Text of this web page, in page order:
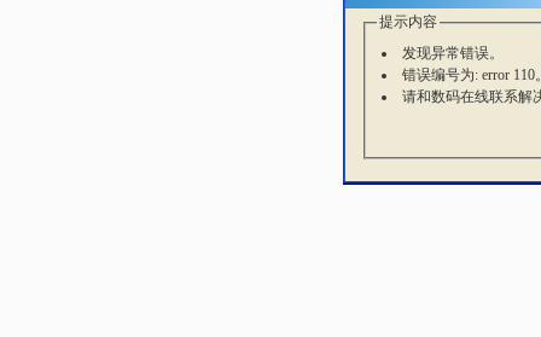
提示内容
发现异常错误。
错误编号为: error 110
请和数码在线联系解